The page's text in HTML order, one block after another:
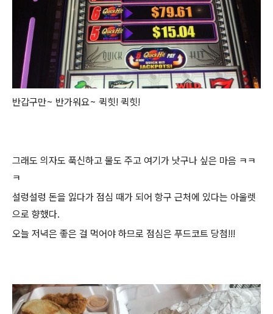
반갑구만~ 반가워요~ 퀵힛! 퀵힛!
그래도 의자도 푹신하고 물도 주고 여기가 낫구나 싶은 마음 ㅋㅋ
ㅋ
설렁설렁 돈을 잃다가 점심 때가 되어 항구 근처에 있다는 아울렛
으로 향했다.
오늘 저녁은 좋은 걸 먹어야 하므로 점심은 푸드코트 당첨!!!